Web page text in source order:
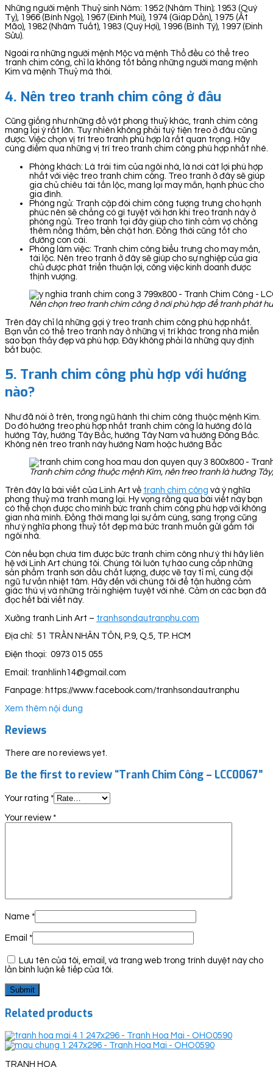
Những người mệnh Thuỷ sinh Năm: 1952 (Nhâm Thìn); 1953 (Quý
Tỵ), 1966 (Bính Ngọ), 1967 (Đinh Mùi), 1974 (Giáp Dần), 1975 (Ất
Mão), 1982 (Nhâm Tuất), 1983 (Quý Hợi), 1996 (Bính Tý), 1997 (Đinh
Sửu).
Ngoài ra những người mệnh Mộc và mệnh Thổ đều có thể treo
tranh chim công, chỉ là không tốt bằng những người mang mệnh
Kim và mệnh Thuỷ mà thôi.
4. Nên treo tranh chim công ở đâu
Cũng giống như những đồ vật phong thuỷ khác, tranh chim công
mang lại ý rất lớn. Tuy nhiên không phải tuỳ tiện treo ở đâu cũng
được. Việc chọn vị trí treo tranh phù hợp là rất quan trọng. Hãy
cùng điểm qua những vị trí treo tranh chim công phù hợp nhất nhé.
Phòng khách: Là trái tim của ngôi nhà, là nơi cát lợi phù hợp
nhất với việc treo tranh chim công. Treo tranh ở đây sẽ giúp
gia chủ chiêu tài tấn lộc, mang lại may mắn, hạnh phúc cho
gia đình.
Phòng ngủ: Tranh cặp đôi chim công tượng trưng cho hạnh
phúc nên sẽ chẳng có gì tuyệt vời hơn khi treo tranh này ở
phòng ngủ. Treo tranh tại đây giúp cho tình cảm vợ chồng
thêm nồng thắm, bền chặt hơn. Đồng thời cũng tốt cho
đường con cái.
Phòng làm việc: Tranh chim công biểu trưng cho may mắn,
tài lộc. Nên treo tranh ở đây sẽ giúp cho sự nghiệp của gia
chủ được phát triển thuận lợi, công việc kinh doanh được
thịnh vượng.
Nên chọn treo tranh chim công ở nơi phù hợp để tranh phát
Trên đây chỉ là những gợi ý treo tranh chim công phù hợp nhất.
Bạn vẫn có thể treo tranh này ở những vị trí khác trong nhà miễn
sao bạn thấy đẹp và phù hợp. Đây không phải là những quy định
bắt buộc.
5. Tranh chim công phù hợp với hướng
nào?
Như đã nói ở trên, trong ngũ hành thì chim công thuộc mệnh Kim.
Do đó hướng treo phù hợp nhất tranh chim công là hướng đó là
hướng Tây, hướng Tây Bắc, hướng Tây Nam và hướng Đông Bắc.
Không nên treo tranh này hướng Nam hoặc hướng Bắc
Tranh chim công thuộc mệnh Kim, nên treo tranh là hướng
Trên đây là bài viết của Linh Art về tranh chim công và ý nghĩa
phong thuỷ mà tranh mang lại. Hy vọng rằng qua bài viết này bạn
có thể chọn được cho mình bức tranh chim công phù hợp với không
gian nhà mình. Đồng thời mang lại sự ấm cúng, sang trọng cũng
như ý nghĩa phong thuỷ tốt đẹp mà bức tranh muốn gửi gắm tới
ngôi nhà.
Còn nếu bạn chưa tìm được bức tranh chim công như ý thì hãy liên
hệ với Linh Art chúng tôi. Chúng tôi luôn tự hào cung cấp những
sản phẩm tranh sơn dầu chất lượng, được vẽ tay tỉ mỉ, cùng đội
ngũ tư vấn nhiệt tâm. Hãy đến với chúng tôi để tận hưởng cảm
giác thú vị và những trải nghiệm tuyệt vời nhé. Cảm ơn các bạn đã
đọc hết bài viết này.
Xưởng tranh Linh Art – tranhsondautranphu.com
Địa chỉ: 51 TRẦN NHÂN TÔN, P.9, Q.5, TP. HCM
Điện thoại: 0973 015 055
Email: tranhlinh14@gmail.com
Fanpage: https://www.facebook.com/tranhsondautranphu
Xem thêm nội dung
Reviews
There are no reviews yet.
Be the first to review “Tranh Chim Công – LCC0067”
Your rating *
Your review *
Name *
Email *
Lưu tên của tôi, email, và trang web trong trình duyệt này cho
lần bình luận kế tiếp của tôi.
Related products
TRANH HOA